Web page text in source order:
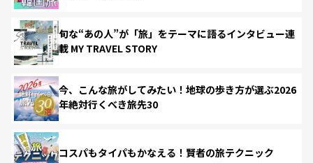
旬な“あの人”が「旅」をテーマに語るインタビュー連
載 MY TRAVEL STORY
今、こんな旅がしてみたい！地球の歩き方が選ぶ2026
年絶対行くべき旅先30
コスパもタイパもかなえる！賢者の旅テクニック